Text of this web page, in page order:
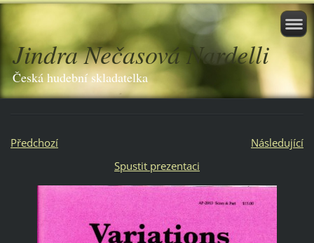
Jindra Nečasová Nardelli
Česká hudební skladatelka
Předchozí
Následující
Spustit prezentaci